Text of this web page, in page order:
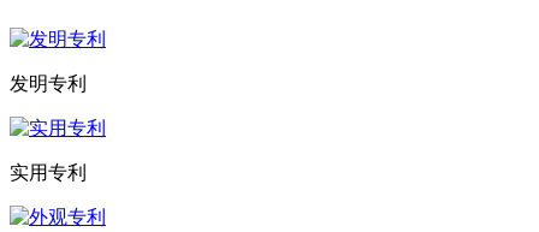
发明专利
实用专利